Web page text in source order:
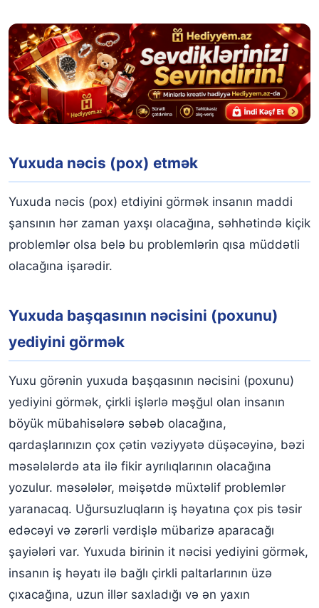
Yuxuda nəcis (pox) etmək
Yuxuda nəcis (pox) etdiyini görmək insanın maddi
şansının hər zaman yaxşı olacağına, səhhətində kiçik
problemlər olsa belə bu problemlərin qısa müddətli
olacağına işarədir.
Yuxuda başqasının nəcisini (poxunu)
yediyini görmək
Yuxu görənin yuxuda başqasının nəcisini (poxunu)
yediyini görmək, çirkli işlərlə məşğul olan insanın
böyük mübahisələrə səbəb olacağına,
qardaşlarınızın çox çətin vəziyyətə düşəcəyinə, bəzi
məsələlərdə ata ilə fikir ayrılıqlarının olacağına
yozulur. məsələlər, məişətdə müxtəlif problemlər
yaranacaq. Uğursuzluqların iş həyatına çox pis təsir
edəcəyi və zərərli vərdişlə mübarizə aparacağı
şayiələri var. Yuxuda birinin it nəcisi yediyini görmək,
insanın iş həyatı ilə bağlı çirkli paltarlarının üzə
çıxacağına, uzun illər saxladığı və ən yaxın